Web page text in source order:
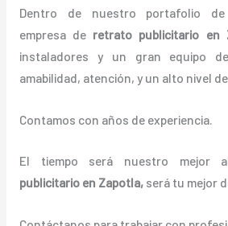
Dentro de nuestro portafolio
empresa de retrato publicitario en
instaladores y un gran equipo
amabilidad, atención, y un alto nivel
Contamos con años de experiencia.
El tiempo será nuestro mejor
publicitarioen Zapotla, será tu mejor